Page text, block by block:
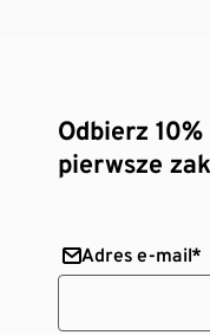
Odbierz
pierwsze
Adres e-mail*